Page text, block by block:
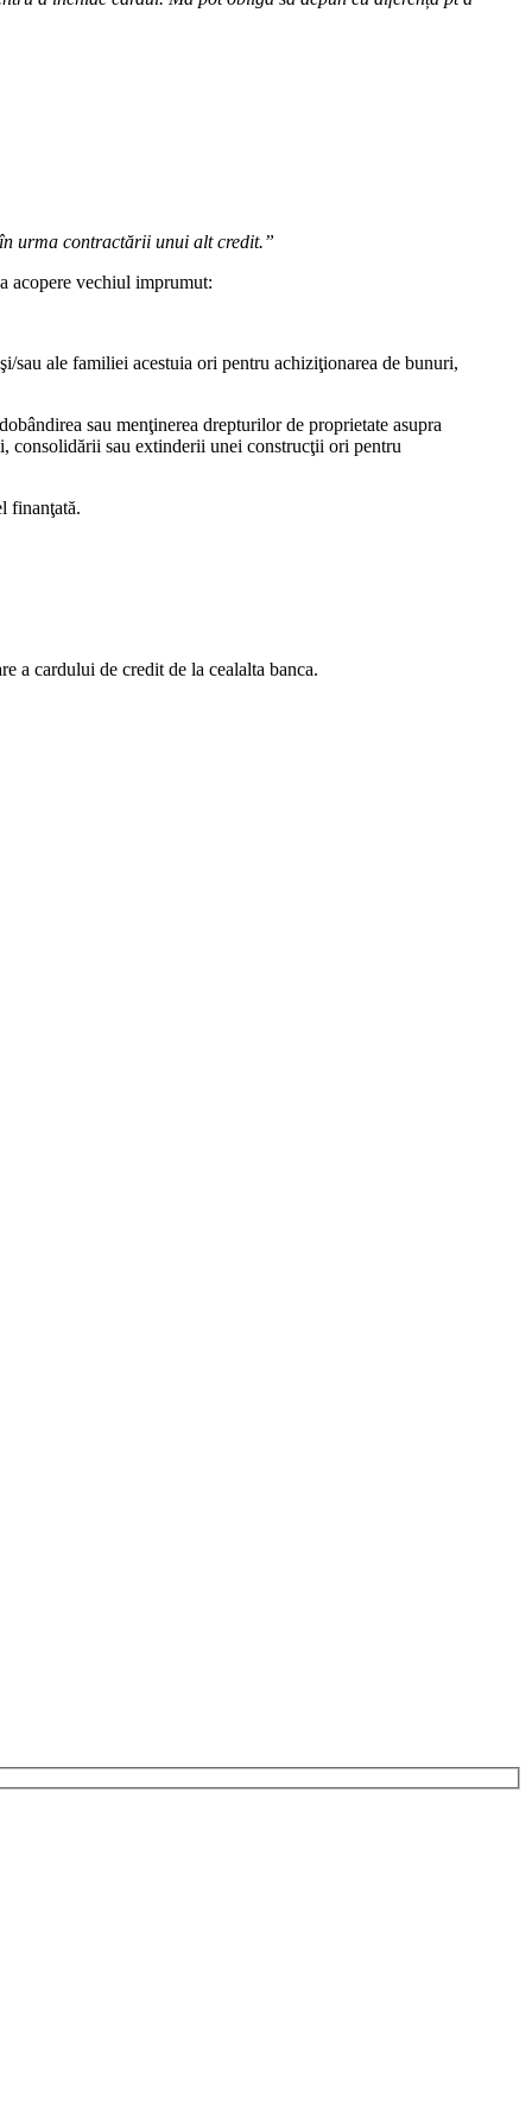
urma contractării unui alt credit.”
acopere vechiul imprumut:
sau ale familiei acestuia ori pentru achiziţionarea de bunuri,
sau menţinerea drepturilor de proprietate asupra
consolidării sau extinderii unei construcţii ori pentru
finanţată.
a cardului de credit de la cealalta banca.